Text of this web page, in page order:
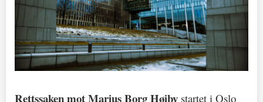
Rettssaken mot Marius Borg Høiby startet i Oslo